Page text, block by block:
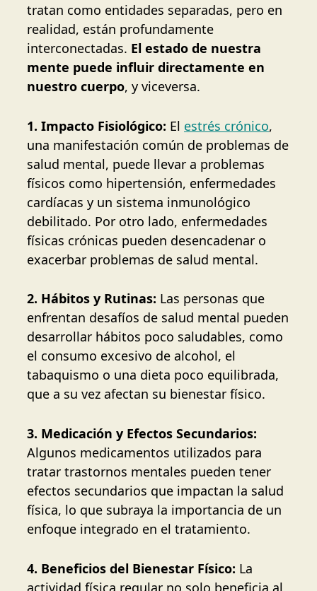
tratan como entidades separadas, pero en
realidad, están profundamente
interconectadas. El estado de nuestra
mente puede influir directamente en
nuestro cuerpo, y viceversa.
1. Impacto Fisiológico: El estrés crónico,
una manifestación común de problemas de
salud mental, puede llevar a problemas
físicos como hipertensión, enfermedades
cardíacas y un sistema inmunológico
debilitado. Por otro lado, enfermedades
físicas crónicas pueden desencadenar o
exacerbar problemas de salud mental.
2. Hábitos y Rutinas: Las personas que
enfrentan desafíos de salud mental pueden
desarrollar hábitos poco saludables, como
el consumo excesivo de alcohol, el
tabaquismo o una dieta poco equilibrada,
que a su vez afectan su bienestar físico.
3. Medicación y Efectos Secundarios:
Algunos medicamentos utilizados para
tratar trastornos mentales pueden tener
efectos secundarios que impactan la salud
física, lo que subraya la importancia de un
enfoque integrado en el tratamiento.
4. Beneficios del Bienestar Físico: La
actividad física regular no solo beneficia al